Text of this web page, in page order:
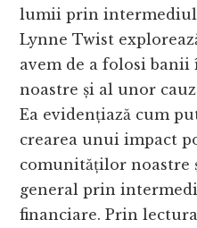
lumii prin intermediul
Lynne Twist
avem de a folosi
noastre și al unor
Ea evidențiază cum
crearea unui impact
comunităților noastre
general prin
financiare. Prin